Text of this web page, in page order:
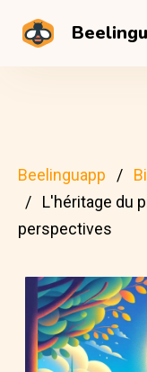
Beelinguapp
L'héritage du
perspectives